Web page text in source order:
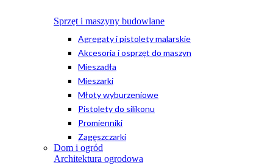
Sprzęt i maszyny budowlane
Agregaty i pistolety malarskie
Akcesoria i osprzęt do maszyn
Mieszadła
Mieszarki
Młoty wyburzeniowe
Pistolety do silikonu
Promienniki
Zagęszczarki
Dom i ogród
Architektura ogrodowa